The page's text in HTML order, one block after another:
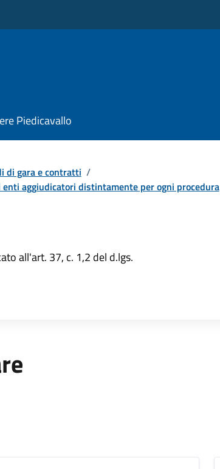
Piedicavallo
di gara e contratti /
aggiudicatori distintamente per ogni procedura
all'art. 37, c. 1,2 del d.lgs.